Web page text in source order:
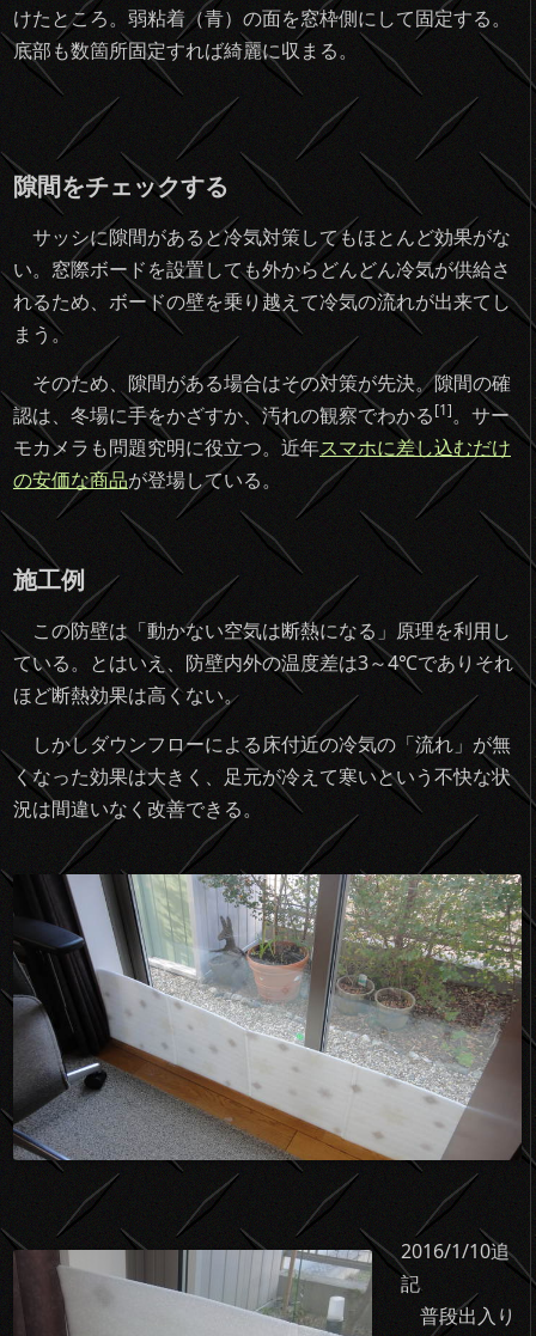
けたところ。弱粘着（青）の面を窓枠側にして固定する。
底部も数箇所固定すれば綺麗に収まる。
隙間をチェックする
サッシに隙間があると冷気対策してもほとんど効果がな
い。窓際ボードを設置しても外からどんどん冷気が供給さ
れるため、ボードの壁を乗り越えて冷気の流れが出来てし
まう。
そのため、隙間がある場合はその対策が先決。隙間の確
認は、冬場に手をかざすか、汚れの観察でわかる[1]。サー
モカメラも問題究明に役立つ。近年スマホに差し込むだけ
の安価な商品が登場している。
施工例
この防壁は「動かない空気は断熱になる」原理を利用し
ている。とはいえ、防壁内外の温度差は3～4℃でありそれ
ほど断熱効果は高くない。
しかしダウンフローによる床付近の冷気の「流れ」が無
くなった効果は大きく、足元が冷えて寒いという不快な状
況は間違いなく改善できる。
2016/1/10追
記
普段出入り